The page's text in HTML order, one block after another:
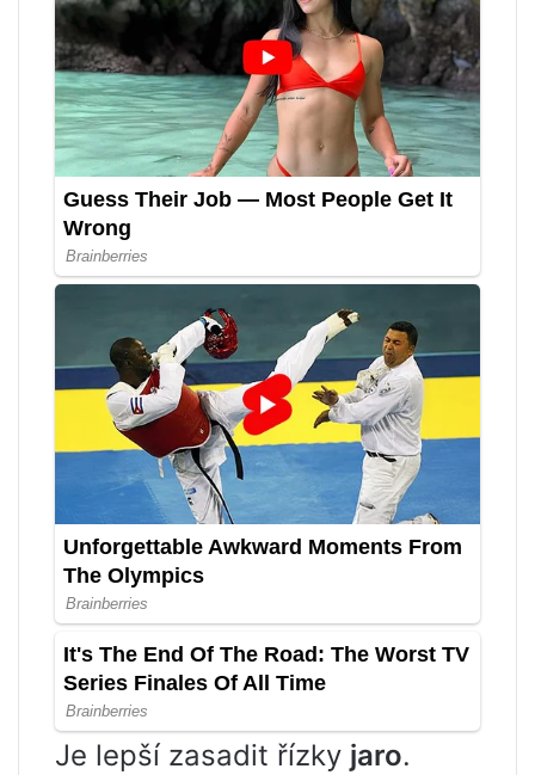
Je lepší zasadit řízky jaro.